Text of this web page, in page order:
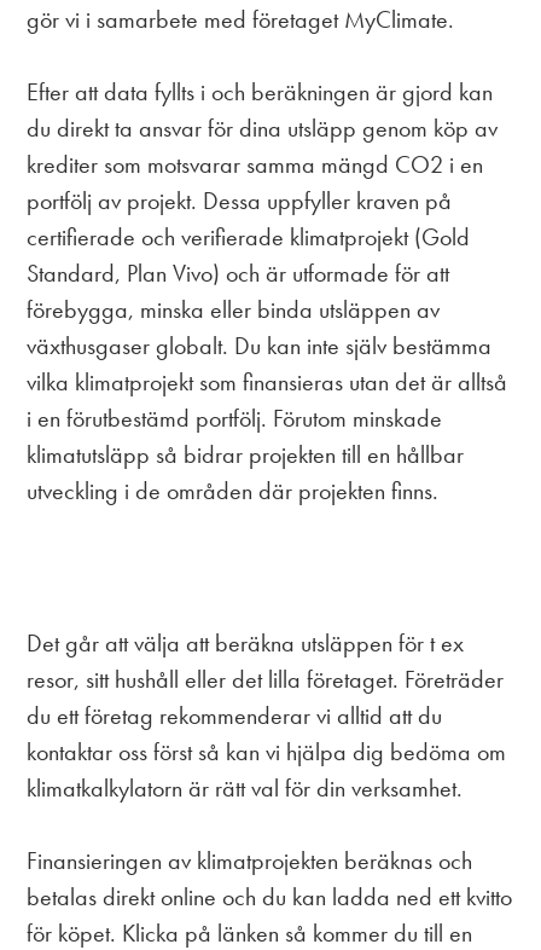
gör vi i samarbete med företaget MyClimate.
Efter att data fyllts i och beräkningen är gjord kan
du direkt ta ansvar för dina utsläpp genom köp av
krediter som motsvarar samma mängd CO2 i en
portfölj av projekt. Dessa uppfyller kraven på
certifierade och verifierade klimatprojekt (Gold
Standard, Plan Vivo) och är utformade för att
förebygga, minska eller binda utsläppen av
växthusgaser globalt. Du kan inte själv bestämma
vilka klimatprojekt som finansieras utan det är alltså
i en förutbestämd portfölj. Förutom minskade
klimatutsläpp så bidrar projekten till en hållbar
utveckling i de områden där projekten finns.
Det går att välja att beräkna utsläppen för t ex
resor, sitt hushåll eller det lilla företaget. Företräder
du ett företag rekommenderar vi alltid att du
kontaktar oss först så kan vi hjälpa dig bedöma om
klimatkalkylatorn är rätt val för din verksamhet.
Finansieringen av klimatprojekten beräknas och
betalas direkt online och du kan ladda ned ett kvitto
för köpet. Klicka på länken så kommer du till en